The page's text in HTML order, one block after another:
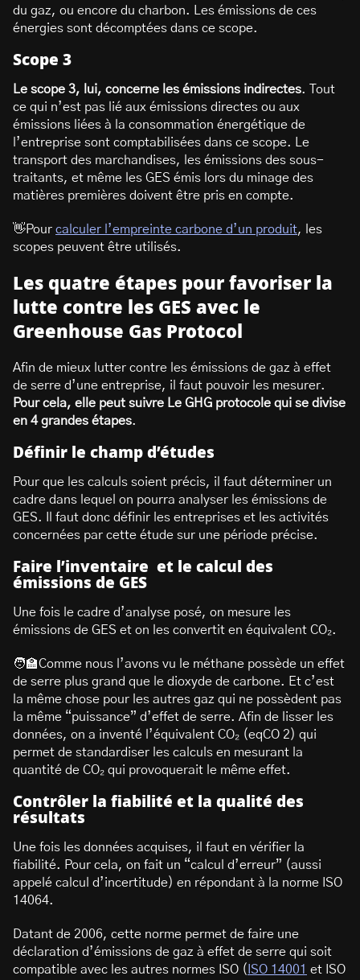
du gaz, ou encore du charbon. Les émissions de ces
énergies sont décomptées dans ce scope.
Scope 3
Le scope 3, lui, concerne les émissions indirectes. Tout
ce qui n’est pas lié aux émissions directes ou aux
émissions liées à la consommation énergétique de
l’entreprise sont comptabilisées dans ce scope. Le
transport des marchandises, les émissions des sous-
traitants, et même les GES émis lors du minage des
matières premières doivent être pris en compte.
👋Pour calculer l’empreinte carbone d’un produit, les
scopes peuvent être utilisés.
Les quatre étapes pour favoriser la
lutte contre les GES avec le
Greenhouse Gas Protocol
Afin de mieux lutter contre les émissions de gaz à effet
de serre d’une entreprise, il faut pouvoir les mesurer.
Pour cela, elle peut suivre Le GHG protocole qui se divise
en 4 grandes étapes.
Définir le champ d’études
Pour que les calculs soient précis, il faut déterminer un
cadre dans lequel on pourra analyser les émissions de
GES. Il faut donc définir les entreprises et les activités
concernées par cette étude sur une période précise.
Faire l’inventaire et le calcul des
émissions de GES
Une fois le cadre d’analyse posé, on mesure les
émissions de GES et on les convertit en équivalent CO₂.
🧑‍🏫Comme nous l’avons vu le méthane possède un effet
de serre plus grand que le dioxyde de carbone. Et c’est
la même chose pour les autres gaz qui ne possèdent pas
la même “puissance” d’effet de serre. Afin de lisser les
données, on a inventé l’équivalent CO₂ (eqCO 2) qui
permet de standardiser les calculs en mesurant la
quantité de CO₂ qui provoquerait le même effet.
Contrôler la fiabilité et la qualité des
résultats
Une fois les données acquises, il faut en vérifier la
fiabilité. Pour cela, on fait un “calcul d’erreur” (aussi
appelé calcul d’incertitude) en répondant à la norme ISO
14064.
Datant de 2006, cette norme permet de faire une
déclaration d’émissions de gaz à effet de serre qui soit
compatible avec les autres normes ISO ( ISO 14001 et ISO